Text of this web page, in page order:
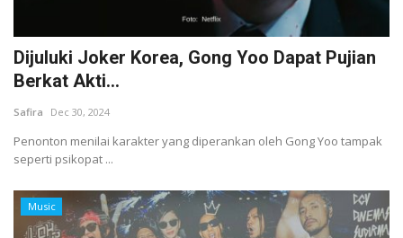
Dijuluki Joker Korea, Gong Yoo Dapat Pujian
Berkat Akti...
Safira Dec 30, 2024
Penonton menilai karakter yang diperankan oleh Gong Yoo tampak
seperti psikopat ...
Music